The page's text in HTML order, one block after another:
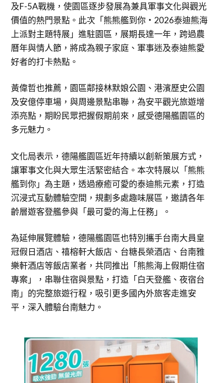
及F-5A戰機，使園區逐步發展為兼具軍事文化與觀光
價值的熱門景點。此次「熊熊艦到你・2026泰迪熊海
上派對主題特展」進駐園區，展期長達一年，跨過農
曆年與情人節，將成為親子家庭、軍事迷及泰迪熊愛
好者的打卡熱點。
黃偉哲也推薦，園區鄰接林默娘公園、港濱歷史公園
及安億停車場，與周邊景點串聯，為安平觀光旅遊增
添亮點，期盼民眾把握假期前來，感受德陽艦園區的
多元魅力。
文化局表示，德陽艦園區近年持續以創新策展方式，
讓軍事文化與大眾生活緊密結合。本次特展以「熊熊
艦到你」為主題，透過療癒可愛的泰迪熊元素，打造
沉浸式互動體驗空間，規劃多處趣味展區，邀請各年
齡層遊客登艦參與「最可愛的海上任務」。
為延伸展覽體驗，德陽艦園區也特別攜手台南大員皇
冠假日酒店、禧榕軒大飯店、台糖長榮酒店、台南雅
樂軒酒店等飯店業者，共同推出「熊熊海上假期住宿
專案」，串聯住宿與景點，打造「白天登艦、夜宿台
南」的完整旅遊行程，吸引更多國內外旅客走進安
平，深入體驗台南魅力。